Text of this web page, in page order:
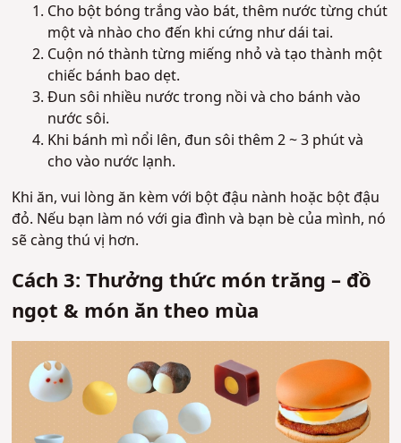
Cho bột bóng trắng vào bát, thêm nước từng chút
một và nhào cho đến khi cứng như dái tai.
Cuộn nó thành từng miếng nhỏ và tạo thành một
chiếc bánh bao dẹt.
Đun sôi nhiều nước trong nồi và cho bánh vào
nước sôi.
Khi bánh mì nổi lên, đun sôi thêm 2 ~ 3 phút và
cho vào nước lạnh.
Khi ăn, vui lòng ăn kèm với bột đậu nành hoặc bột đậu
đỏ. Nếu bạn làm nó với gia đình và bạn bè của mình, nó
sẽ càng thú vị hơn.
Cách 3: Thưởng thức món trăng – đồ
ngọt & món ăn theo mùa